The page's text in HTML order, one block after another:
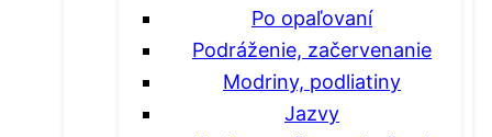
Po opaľovaní
Podráženie, začervenanie
Modriny, podliatiny
Jazvy